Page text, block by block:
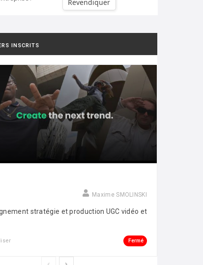
Revendiquer
INSCRITS
Maxime SMOLINSKI
stratégie et production UGC vidéo et
Fermé